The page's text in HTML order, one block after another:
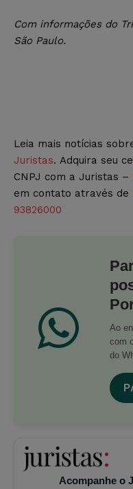
Com informações do
São Paulo.
Leia mais notícias
Juristas. Adquira seu
CNPJ com a Juristas –
em contato através de
93826000
Ao
com
do
Acompanhe o